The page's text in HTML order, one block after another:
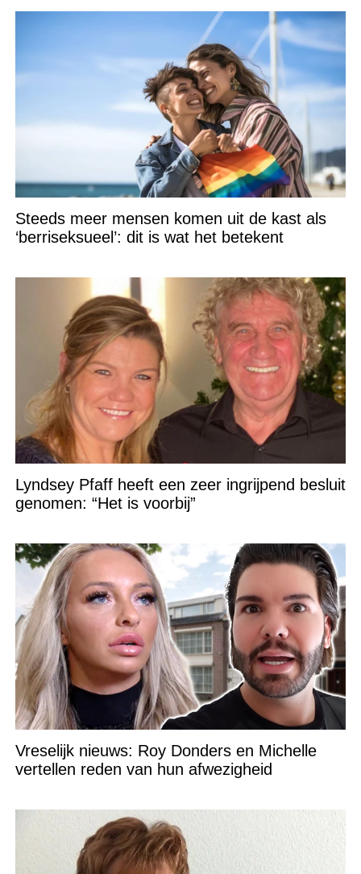
Steeds meer mensen komen uit de kast als
‘berriseksueel’: dit is wat het betekent
Lyndsey Pfaff heeft een zeer ingrijpend besluit
genomen: “Het is voorbij”
Vreselijk nieuws: Roy Donders en Michelle
vertellen reden van hun afwezigheid